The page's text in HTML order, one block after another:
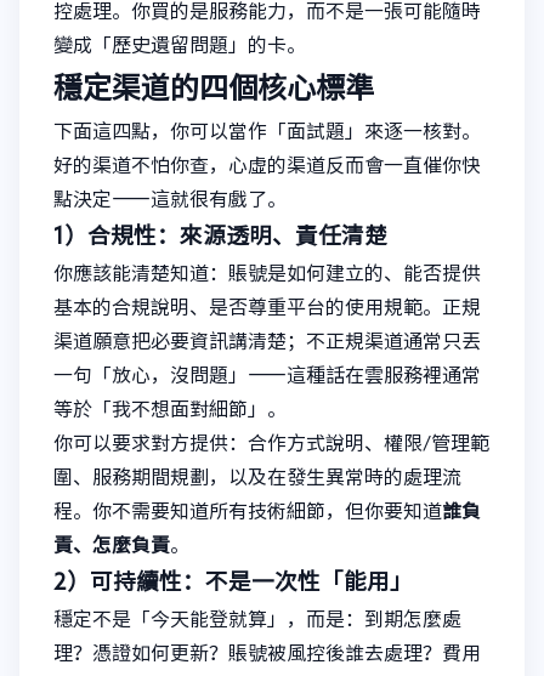
控處理。你買的是服務能力，而不是一張可能隨時
變成「歷史遺留問題」的卡。
穩定渠道的四個核心標準
下面這四點，你可以當作「面試題」來逐一核對。
好的渠道不怕你查，心虛的渠道反而會一直催你快
點決定——這就很有戲了。
1）合規性：來源透明、責任清楚
你應該能清楚知道：賬號是如何建立的、能否提供
基本的合規說明、是否尊重平台的使用規範。正規
渠道願意把必要資訊講清楚；不正規渠道通常只丟
一句「放心，沒問題」——這種話在雲服務裡通常
等於「我不想面對細節」。
你可以要求對方提供：合作方式說明、權限/管理範
圍、服務期間規劃，以及在發生異常時的處理流
程。你不需要知道所有技術細節，但你要知道誰負
責、怎麼負責。
2）可持續性：不是一次性「能用」
穩定不是「今天能登就算」，而是：到期怎麼處
理？憑證如何更新？賬號被風控後誰去處理？費用